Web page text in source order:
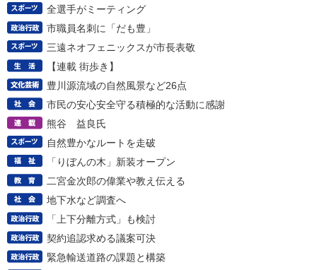
全選手がミーティング
市職員名刺に「だも豊」
三遠ネオフェニックスが市長表敬
【連載 街歩き】
豊川源流域の自然風景など26点
市民の安心安全守る積極的な活動に感謝
熊谷 益良氏
自然豊かなルートを走破
「りぼんの木」新装オープン
二宮金次郎の偉業や教え伝える
地下水など調査へ
「上下分離方式」も検討
契約追認求める議案可決
緊急輸送道路の課題と構築